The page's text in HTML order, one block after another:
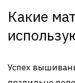
Какие
Успех